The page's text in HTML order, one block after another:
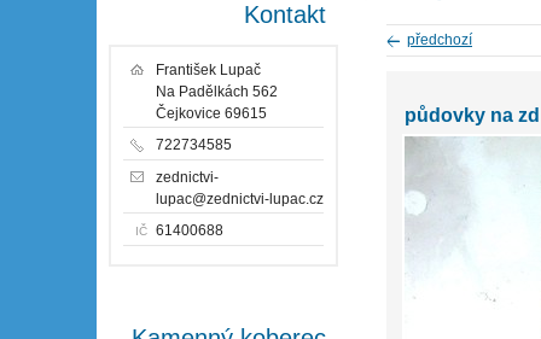
předchozí
půdovky na
Kontakt
František Lupač
Na Padělkách 562
Čejkovice 69615
722734585
zednictvi-
lupac@zednictvi-lupac.cz
IČ 61400688